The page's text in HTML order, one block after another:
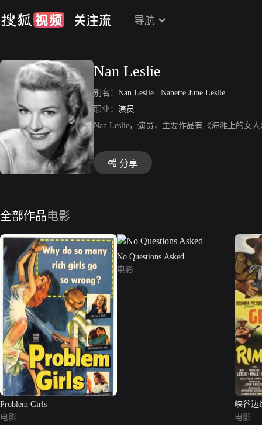
导航
Nan Leslie
别名： Nan Leslie / Nanette June Leslie
职业： 演员
Nan Leslie，演员，主要作品有《海滩上的女
分享
全部作品电影
Problem Girls
电影
No Questions Asked
电影
峡谷边
电影